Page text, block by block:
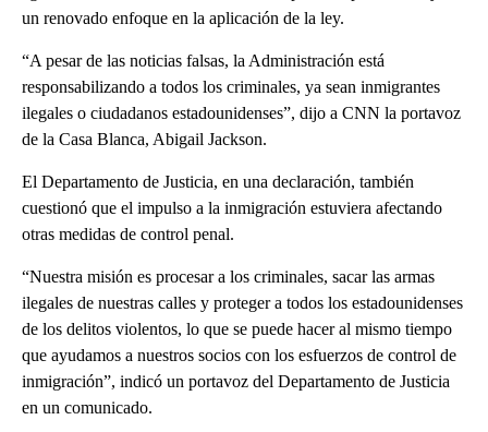
un renovado enfoque en la aplicación de la ley.
“A pesar de las noticias falsas, la Administración está
responsabilizando a todos los criminales, ya sean inmigrantes
ilegales o ciudadanos estadounidenses”, dijo a CNN la portavoz
de la Casa Blanca, Abigail Jackson.
El Departamento de Justicia, en una declaración, también
cuestionó que el impulso a la inmigración estuviera afectando
otras medidas de control penal.
“Nuestra misión es procesar a los criminales, sacar las armas
ilegales de nuestras calles y proteger a todos los estadounidenses
de los delitos violentos, lo que se puede hacer al mismo tiempo
que ayudamos a nuestros socios con los esfuerzos de control de
inmigración”, indicó un portavoz del Departamento de Justicia
en un comunicado.